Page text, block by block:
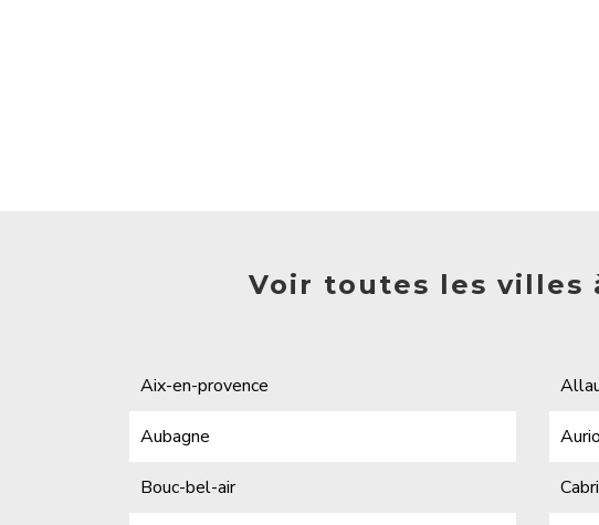
Voir toutes les villes
Aix-en-provence
Aubagne
Bouc-bel-air